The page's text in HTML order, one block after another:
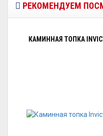
РЕКОМЕНДУЕМ
КАМИННАЯ ТОПКА